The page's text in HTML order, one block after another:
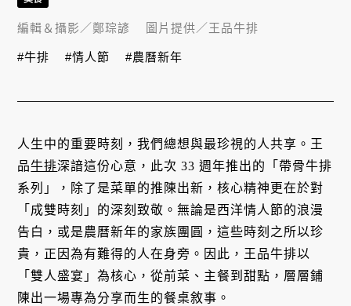
人生中的重要時刻，我們總想與最珍視的人共享。王
品牛排深諳這份心意，此次 33 週年推出的「帶骨牛排
系列」，除了是菜單的推陳出新，核心精神更在於對
「成雙時刻」的深刻致敬。無論是西洋情人節的浪漫
告白，或是農曆新年的家族團圓，這些時刻之所以珍
貴，正因為有難得的人在身旁。因此，王品牛排以
「雙人盛宴」為核心，從前菜、主餐到甜點，層層鋪
陳出一場專為分享而生的餐桌敘事。
編輯＆攝影／鄭琮諺 圖片提供／王品牛排
#牛排 #情人節 #農曆新年